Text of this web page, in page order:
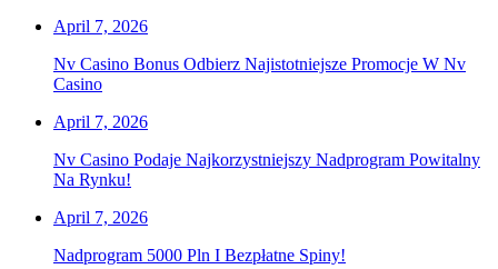
April 7, 2026
Nv Casino Bonus Odbierz Najistotniejsze Promocje W Nv
Casino
April 7, 2026
Nv Casino Podaje Najkorzystniejszy Nadprogram Powitalny
Na Rynku!
April 7, 2026
Nadprogram 5000 Pln I Bezpłatne Spiny!